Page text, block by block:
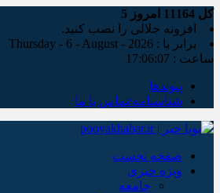
کل امروز 5
افزونه جلالی را نصب کنید.
برابر با : Thursday - 6 - August - 2026
ساعت : 17:06:08
پیوندها
شناسنامه/تماس با ما
صفحه نخست
ویژه خبری
جامعه